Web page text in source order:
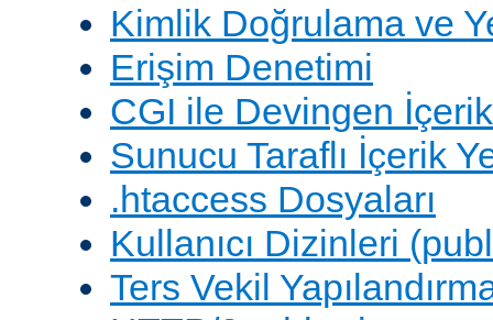
Kimlik Doğrulama ve
Erişim Denetimi
CGI ile Devingen İçerik
Sunucu Taraflı İçerik
.htaccess Dosyaları
Kullanıcı Dizinleri
Ters Vekil